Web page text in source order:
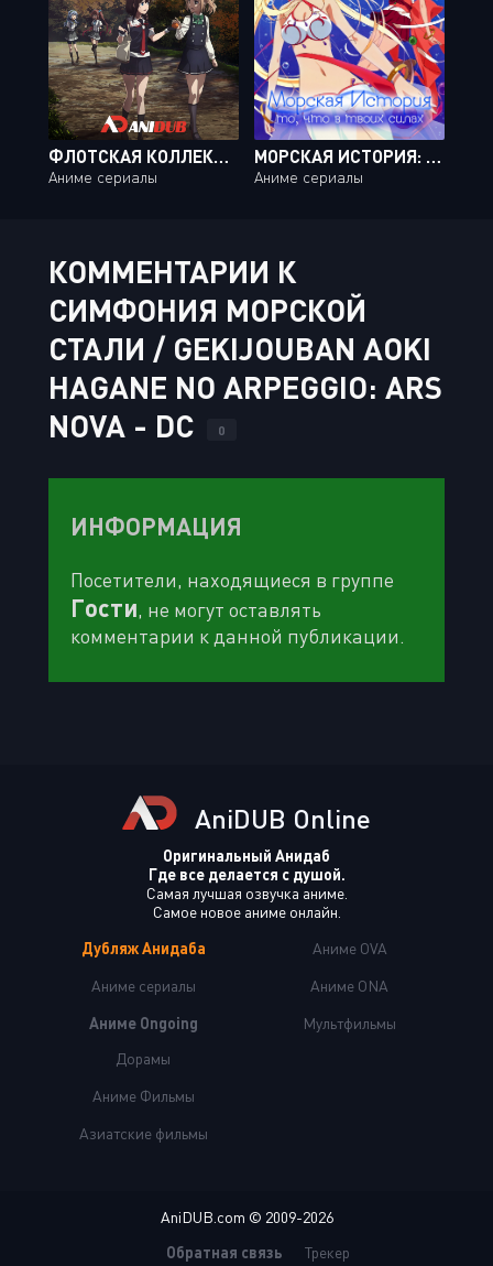
ФЛОТСКАЯ КОЛЛЕКЦИЯ ТВ-2 / KANCOLLE: ITSUKA ANO UMI DE [08 ИЗ 08]
Аниме сериалы
МОРСКАЯ ИСТОРИЯ: ТО, ЧТО В ТВОИХ СИЛАХ / UMI MONOGATARI: ANATA GA ITE KURETA KOTO [12 ИЗ 12]
Аниме сериалы
КОММЕНТАРИИ К
СИМФОНИЯ МОРСКОЙ
СТАЛИ / GEKIJOUBAN AOKI
HAGANE NO ARPEGGIO: ARS
NOVA - DC
0
ИНФОРМАЦИЯ
Посетители, находящиеся в группе
Гости, не могут оставлять
комментарии к данной публикации.
AniDUB Online
Оригинальный Анидаб
Где все делается с душой.
Самая лучшая озвучка аниме.
Самое новое аниме онлайн.
Дубляж Анидаба
Аниме сериалы
Аниме Ongoing
Аниме OVA
Аниме ONA
Мультфильмы
Дорамы
Аниме Фильмы
Азиатские фильмы
AniDUB.com © 2009-2026
Обратная связь
Трекер